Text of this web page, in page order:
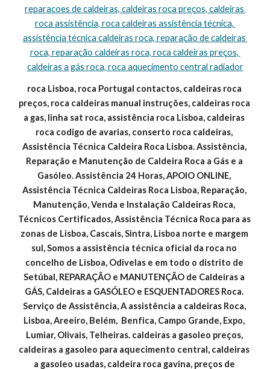
reparacoes de caldeiras, caldeiras roca preços, caldeiras
roca assistência, roca caldeiras assistência técnica,
assistência técnica caldeiras roca, reparação de caldeiras
roca, reparação caldeiras roca, roca caldeiras preços,
caldeiras a gás roca, roca aquecimento central radiador
roca Lisboa, roca Portugal contactos, caldeiras roca
preços, roca caldeiras manual instruções, caldeiras roca
a gas, linha sat roca, assistência roca Lisboa, caldeiras
roca codigo de avarias, conserto roca caldeiras,
Assistência Técnica Caldeira Roca Lisboa. Assistência,
Reparação e Manutenção de Caldeira Roca a Gás e a
Gasóleo. Assistência 24 Horas, APOIO ONLINE,
Assistência Técnica Caldeiras Roca Lisboa, Reparação,
Manutenção, Venda e Instalação Caldeiras Roca,
Técnicos Certificados, Assistência Técnica Roca para as
zonas de Lisboa, Cascais, Sintra, Lisboa norte e margem
sul, Somos a assistência técnica oficial da roca no
concelho de Lisboa, Odivelas e em todo o distrito de
Setúbal, REPARAÇÃO e MANUTENÇÃO de Caldeiras a
GÁS, Caldeiras a GASÓLEO e ESQUENTADORES Roca.
Serviço de Assistência, A assistência a caldeiras Roca,
Lisboa, Areeiro, Belém,  Benfica, Campo Grande, Expo,
Lumiar, Olivais, Telheiras. caldeiras a gasoleo preços,
caldeiras a gasoleo para aquecimento central, caldeiras
a gasoleo usadas, caldeira roca gavina, preços de